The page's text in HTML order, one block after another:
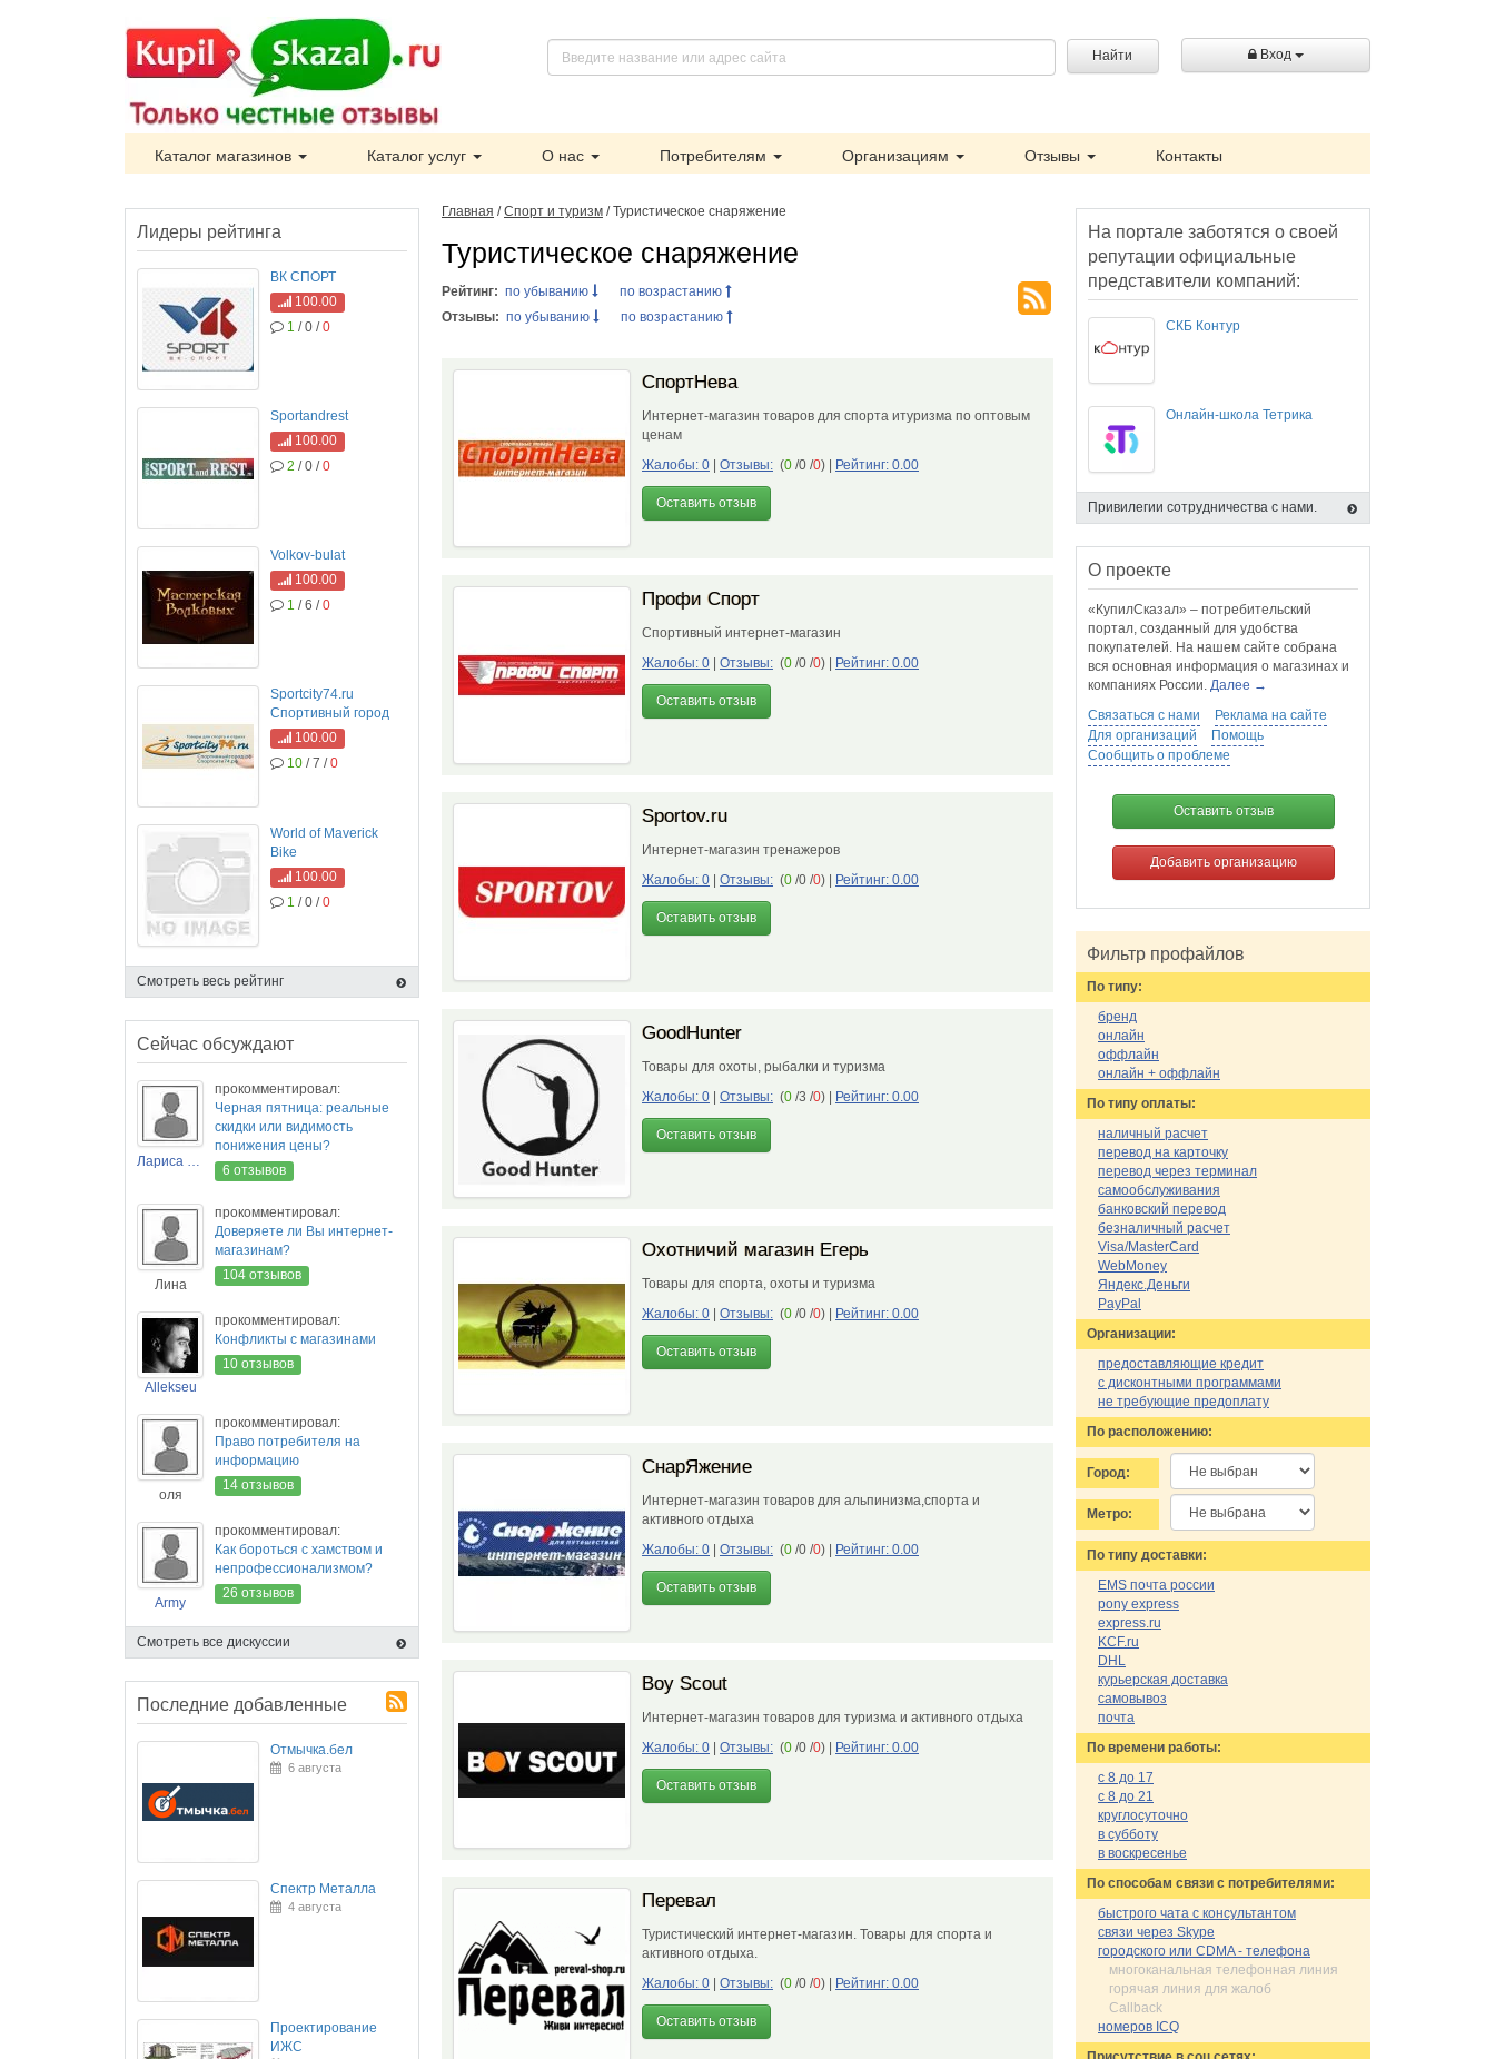
Найти Вход
Каталог магазинов Каталог услуг О нас Потребителям Организациям Отзывы Контакты
Главная /Спорт и туризм / Туристическое снаряжение
Туристическое снаряжение
Рейтинг: по убыванию
по возрастанию
Отзывы: по убыванию по возрастанию
СпортНева
Интернет-магазин товаров для спорта итуризма по оптовым
ценам
Жалобы: 0
Отзывы: (0 /0 /0) Рейтинг: 0.00
Оставить отзыв
Профи Спорт
Спортивный интернет-магазин
Жалобы: 0
Отзывы: (0 /0 /0) Рейтинг: 0.00
Оставить отзыв
Sportov.ru
Интернет-магазин тренажеров
Жалобы: 0
Отзывы: (0 /0 /0) Рейтинг: 0.00
Оставить отзыв
GoodHunter
Товары для охоты, рыбалки и туризма
Жалобы: 0
Отзывы: (0 /3 /0) Рейтинг: 0.00
Оставить отзыв
Охотничий магазин Егерь
Товары для спорта, охоты и туризма
Жалобы: 0
Отзывы: (0 /0 /0) Рейтинг: 0.00
Оставить отзыв
СнарЯжение
Интернет-магазин товаров для альпинизма,спорта и
активного отдыха
Жалобы: 0
Отзывы: (0 /0 /0) Рейтинг: 0.00
Оставить отзыв
Boy Scout
Интернет-магазин товаров для туризма и активного отдыха
Жалобы: 0
Отзывы: (0 /0 /0) Рейтинг: 0.00
Оставить отзыв
Перевал
Туристический интернет-магазин. Товары для спорта и
активного отдыха.
Жалобы: 0
Отзывы: (0 /0 /0) Рейтинг: 0.00
Оставить отзыв
Лидеры рейтинга
ВК СПОРТ
100.00
1 / 0 /0
Sportandrest
100.00
2 / 0 /0
Volkov-bulat
100.00
1 / 6 /0
Sportcity74.ru
Спортивный город
100.00
10 / 7 /0
World of Maverick
Bike
100.00
1 / 0 /0
Смотреть весь рейтинг
Сейчас обсуждают
Лариса Новикова
прокомментировал:
Черная пятница: реальные
скидки или видимость
понижения цены?
6 отзывов
Лина
прокомментировал:
Доверяете ли Вы интернет-
магазинам?
104 отзывов
Allekseu
прокомментировал:
Конфликты с магазинами
10 отзывов
оля
прокомментировал:
Право потребителя на
информацию
14 отзывов
Army
прокомментировал:
Как бороться с хамством и
непрофессионализмом?
26 отзывов
Смотреть все дискуссии
Последние добавленные
Отмычка.бел
6 августа
Спектр Металла
4 августа
Проектирование
ИЖС
На портале заботятся о своей
репутации официальные
представители компаний:
СКБ Контур
Онлайн-школа Тетрика
Привилегии сотрудничества с нами.
О проекте
«КупилСказал» – потребительский
портал, созданный для удобства
покупателей. На нашем сайте собрана
вся основная информация о магазинах и
компаниях России. Далее →
Связаться с нами
Реклама на сайте
Для организаций
Помощь
Сообщить о проблеме
Оставить отзыв
Добавить организацию
Фильтр профайлов
По типу:
бренд
онлайн
оффлайн
онлайн + оффлайн
По типу оплаты:
наличный расчет
перевод на карточку
перевод через терминал
самообслуживания
банковский перевод
безналичный расчет
Visa/MasterCard
WebMoney
Яндекс.Деньги
PayPal
Организации:
предоставляющие кредит
с дисконтными программами
не требующие предоплату
По расположению:
Город:
Метро:
По типу доставки:
EMS почта россии
pony express
express.ru
KCF.ru
DHL
курьерская доставка
самовывоз
почта
По времени работы:
с 8 до 17
с 8 до 21
круглосуточно
в субботу
в воскресенье
По cпособам связи с потребителями:
быстрого чата с консультантом
связи через Skype
городского или CDMA - телефона
многоканальная телефонная линия
горячая линия для жалоб
Callback
номеров ICQ